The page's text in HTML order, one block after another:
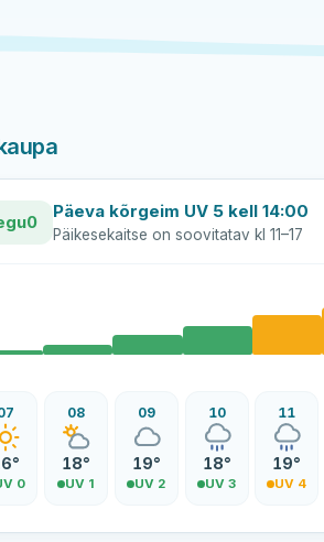
0
Päeva kõrgeim UV 5 kell 14:00
Päikesekaitse on soovitatav kl 11–17
0
08
18°
UV 1
09
19°
UV 2
10
18°
UV 3
11
19°
UV 4